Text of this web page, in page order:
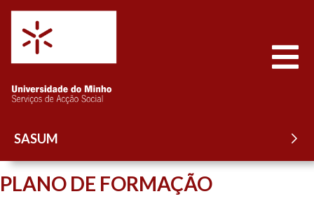
Saltar para o conteúdo
SASUM
PLANO DE FORMAÇÃO